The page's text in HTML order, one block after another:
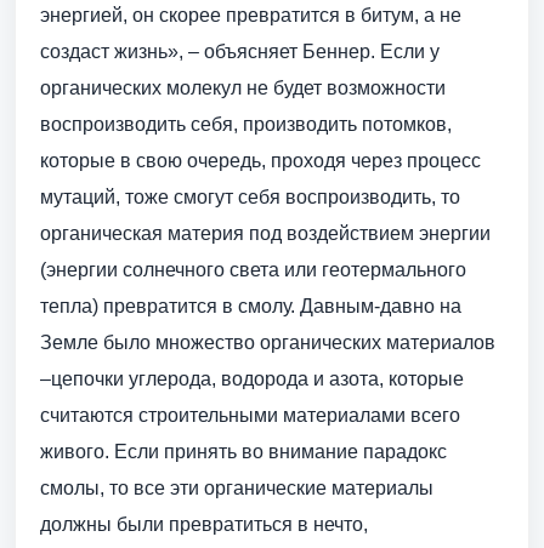
энергией, он скорее превратится в битум, а не
создаст жизнь», – объясняет Беннер. Если у
органических молекул не будет возможности
воспроизводить себя, производить потомков,
которые в свою очередь, проходя через процесс
мутаций, тоже смогут себя воспроизводить, то
органическая материя под воздействием энергии
(энергии солнечного света или геотермального
тепла) превратится в смолу. Давным-давно на
Земле было множество органических материалов
–цепочки углерода, водорода и азота, которые
считаются строительными материалами всего
живого. Если принять во внимание парадокс
смолы, то все эти органические материалы
должны были превратиться в нечто,